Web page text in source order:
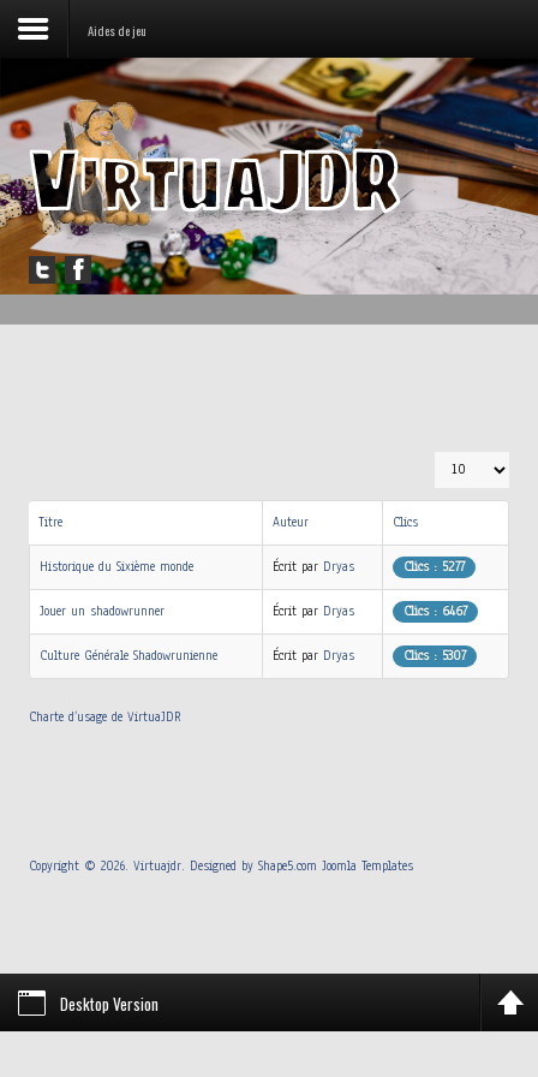
Accueil
Forum
Jouer
Messagerie
Aides de jeu
AFFICHAGE #
Titre Auteur Clics
Historique du Sixième monde Écrit par Dryas Clics : 5277
Jouer un shadowrunner Écrit par Dryas Clics : 6467
Culture Générale Shadowrunienne Écrit par Dryas Clics : 5307
Charte d’usage de VirtuaJDR
Copyright © 2026. Virtuajdr. Designed by Shape5.com Joomla Templates
Desktop Version